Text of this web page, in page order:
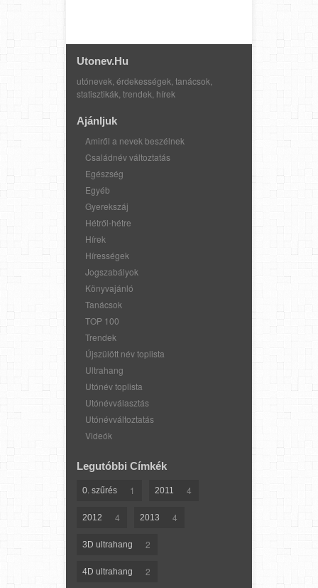
Utonev.hu
utónevek, érdekességek, tanácsok,
statisztikák, trendek, hírek
Ajánljuk
Amiről a nevek beszélnek
Családnév változtatás
Egészség
Egyéb
Gyerekszáj
Hétről-hétre
Hírek
Hírességek
Jogszabályok
Könyvajánló
Tanácsok
TOP 100
Trendek
Újszülött név toplista
Ultrahang
Utónév toplista
Utónévválasztás
Utónévváltoztatás
Videók
Legutóbbi Címkék
0. szűrés 1 2011 4
2012 4 2013 4
3D ultrahang 2
4D ultrahang 2